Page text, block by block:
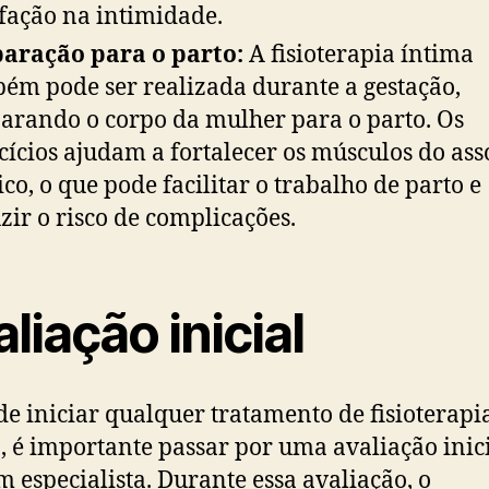
na intimidade.
para o parto: A fisioterapia íntima
pode ser realizada durante a gestação,
o corpo da mulher para o parto. Os
ajudam a fortalecer os músculos do
o que pode facilitar o trabalho de parto e
o risco de complicações.
inicial
iniciar qualquer tratamento de
é importante passar por uma avaliação
especialista. Durante essa avaliação, o